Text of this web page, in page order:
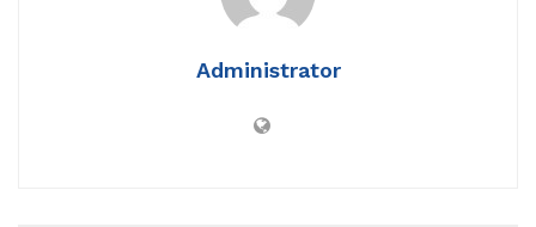
Administrator